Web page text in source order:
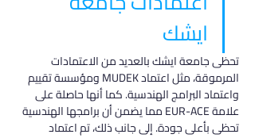
ايشك
تحظى جامعة ايشك بالعديد من الاعتمادات
المرموقة، مثل اعتماد MUDEK ومؤسسة تقييم
واعتماد البرامج الهندسية. كما أنها حاصلة على
علامة EUR-ACE مما يضمن أن برامجها الهندسية
تحظى بأعلى جودة. إلى جانب ذلك، تم اعتماد